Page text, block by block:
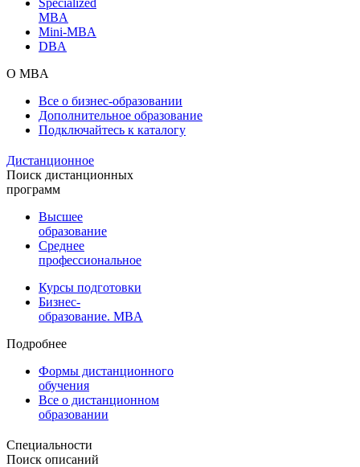
MBA
Mini-MBA
DBA
О MBA
Все о бизнес-образовании
Дополнительное образование
Подключайтесь к каталогу
Дистанционное
Поиск дистанционных
программ
Высшее
образование
Среднее
профессиональное
Курсы подготовки
Бизнес-
образование. MBA
Подробнее
Формы дистанционного
обучения
Все о дистанционном
образовании
Специальности
Поиск описаний